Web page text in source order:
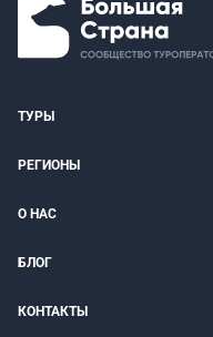
ТУРЫ
РЕГИОНЫ
О НАС
БЛОГ
КОНТАКТЫ